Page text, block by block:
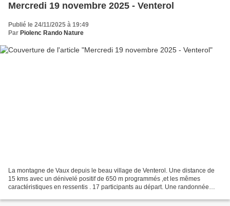
Mercredi 19 novembre 2025 - Venterol
Publié le 24/11/2025 à 19:49
Par Piolenc Rando Nature
La montagne de Vaux depuis le beau village de Venterol. Une distance de
15 kms avec un dénivelé positif de 650 m programmés ,et les mêmes
caractéristiques en ressentis . 17 participants au départ. Une randonnée